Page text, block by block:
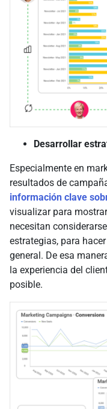
Desarrollar
Especialmente en
resultados de
información clave
visualizar para
necesitan
estrategias, para
general. De esa
la experiencia del
posible.